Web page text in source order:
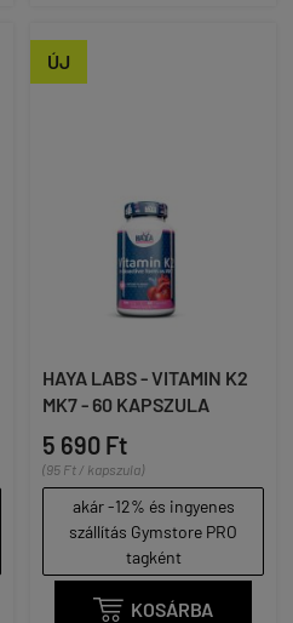
ÚJ
HAYA LABS - VITAMIN K2
MK7 - 60 KAPSZULA
5 690 Ft
(95 Ft / kapszula)
akár -12% és ingyenes
szállítás Gymstore PRO
tagként
 KOSÁRBA